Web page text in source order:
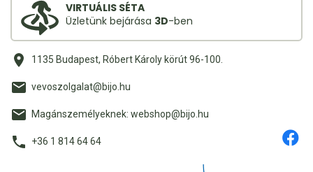
VIRTUÁLIS SÉTA
Üzletünk bejárása 3D-ben
1135 Budapest, Róbert Károly körút 96-100.
vevoszolgalat@bijo.hu
Magánszemélyeknek: webshop@bijo.hu
+36 1 814 64 64